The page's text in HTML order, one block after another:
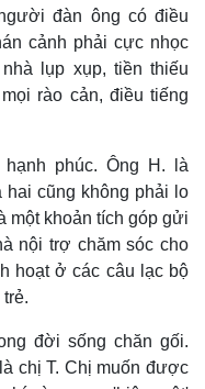
vàng
dùng
đàn ông có điều
cảnh phải cực nhọc
lụp xụp, tiền thiếu
rào cản, điều tiếng
phúc. Ông H. là
cũng không phải lo
một khoản tích góp gửi
nội trợ chăm sóc cho
hoạt ở các câu lạc bộ
đời sống chăn gối.
chị T. Chị muốn được